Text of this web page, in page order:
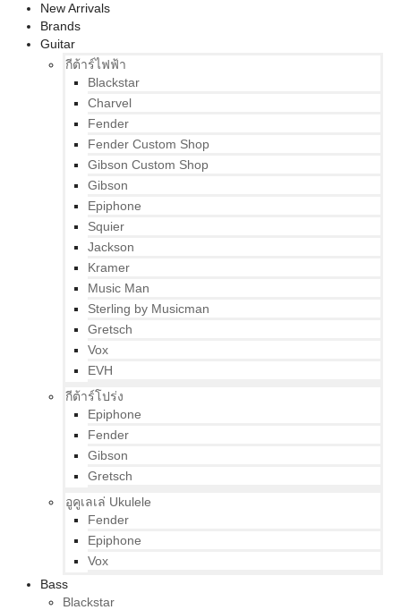
New Arrivals
Brands
Guitar
กีต้าร์ไฟฟ้า
Blackstar
Charvel
Fender
Fender Custom Shop
Gibson Custom Shop
Gibson
Epiphone
Squier
Jackson
Kramer
Music Man
Sterling by Musicman
Gretsch
Vox
EVH
กีต้าร์โปร่ง
Epiphone
Fender
Gibson
Gretsch
อูคูเลเล่ Ukulele
Fender
Epiphone
Vox
Bass
Blackstar